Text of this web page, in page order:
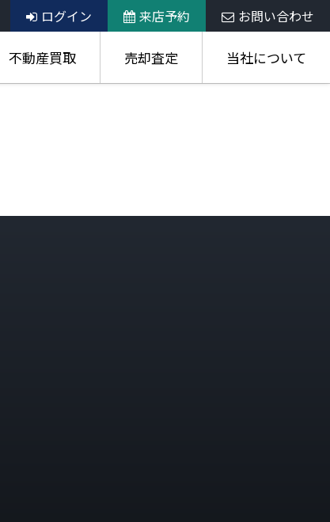
ログイン 来店予約 お問い合わせ
不動産買取 売却査定 当社について